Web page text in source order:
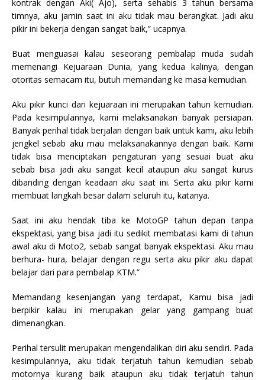
kontrak dengan Aki( Ajo), serta sehabis 3 tahun bersama
timnya, aku jamin saat ini aku tidak mau berangkat. Jadi aku
pikir ini bekerja dengan sangat baik,” ucapnya.
Buat menguasai kalau seseorang pembalap muda sudah
memenangi Kejuaraan Dunia, yang kedua kalinya, dengan
otoritas semacam itu, butuh memandang ke masa kemudian.
Aku pikir kunci dari kejuaraan ini merupakan tahun kemudian.
Pada kesimpulannya, kami melaksanakan banyak persiapan.
Banyak perihal tidak berjalan dengan baik untuk kami, aku lebih
jengkel sebab aku mau melaksanakannya dengan baik. Kami
tidak bisa menciptakan pengaturan yang sesuai buat aku
sebab bisa jadi aku sangat kecil ataupun aku sangat kurus
dibanding dengan keadaan aku saat ini. Serta aku pikir kami
membuat langkah besar dalam seluruh itu, katanya.
Saat ini aku hendak tiba ke MotoGP tahun depan tanpa
ekspektasi, yang bisa jadi itu sedikit membatasi kami di tahun
awal aku di Moto2, sebab sangat banyak ekspektasi. Aku mau
berhura- hura, belajar dengan regu serta aku pikir aku dapat
belajar dari para pembalap KTM.”
Memandang kesenjangan yang terdapat, Kamu bisa jadi
berpikir kalau ini merupakan gelar yang gampang buat
dimenangkan.
Perihal tersulit merupakan mengendalikan diri aku sendiri. Pada
kesimpulannya, aku tidak terjatuh tahun kemudian sebab
motornya kurang baik ataupun aku tidak terjatuh tahun